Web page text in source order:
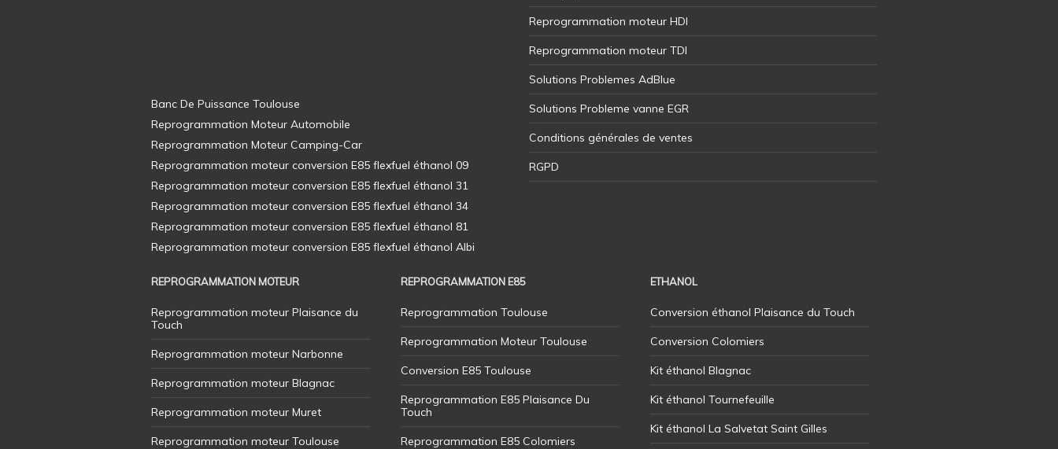
Reprogrammation moteur HDI
Reprogrammation moteur TDI
Solutions Problemes AdBlue
Solutions Probleme vanne EGR
Conditions générales de ventes
RGPD
REPROGRAMMATION MOTEUR
Reprogrammation moteur Plaisance du
Touch
Reprogrammation moteur Narbonne
Reprogrammation moteur Blagnac
Reprogrammation moteur Muret
Reprogrammation moteur Toulouse
REPROGRAMMATION E85
Reprogrammation Toulouse
Reprogrammation Moteur Toulouse
Conversion E85 Toulouse
Reprogrammation E85 Plaisance Du
Touch
Reprogrammation E85 Colomiers
ETHANOL
Conversion éthanol Plaisance du Touch
Conversion Colomiers
Kit éthanol Blagnac
Kit éthanol Tournefeuille
Kit éthanol La Salvetat Saint Gilles
Banc De Puissance Toulouse
Reprogrammation Moteur Automobile
Reprogrammation Moteur Camping-Car
Reprogrammation moteur conversion E85 flexfuel éthanol 09
Reprogrammation moteur conversion E85 flexfuel éthanol 31
Reprogrammation moteur conversion E85 flexfuel éthanol 34
Reprogrammation moteur conversion E85 flexfuel éthanol 81
Reprogrammation moteur conversion E85 flexfuel éthanol Albi